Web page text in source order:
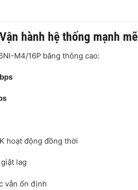
hành hệ thống mạnh mẽ
M4/16P băng thông cao:
hoạt động đồng thời
lag
vẫn ổn định